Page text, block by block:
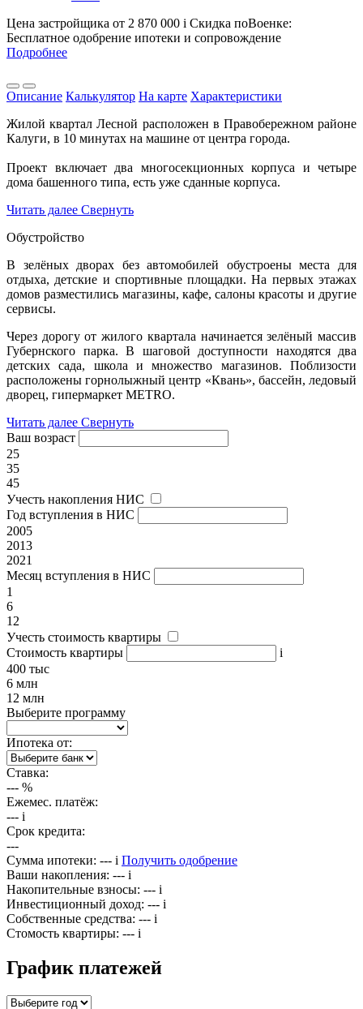
Цена застройщика от 2 870 000 i Скидка поВоенке:
Бесплатное одобрение ипотеки и сопровождение
Подробнее
Описание Калькулятор На карте Характеристики
Жилой квартал Лесной расположен в Правобережном районе
Калуги, в 10 минутах на машине от центра города.
Проект включает два многосекционных корпуса и четыре
дома башенного типа, есть уже сданные корпуса.
Читать далее Свернуть
Обустройство
В зелёных дворах без автомобилей обустроены места для
отдыха, детские и спортивные площадки. На первых этажах
домов разместились магазины, кафе, салоны красоты и другие
сервисы.
Через дорогу от жилого квартала начинается зелёный массив
Губернского парка. В шаговой доступности находятся два
детских сада, школа и множество магазинов. Поблизости
расположены горнолыжный центр «Квань», бассейн, ледовый
дворец, гипермаркет METRO.
Читать далее Свернуть
Ваш возраст
25
35
45
Учесть накопления НИС
Год вступления в НИС
2005
2013
2021
Месяц вступления в НИС
1
6
12
Учесть стоимость квартиры
Стоимость квартиры
i
400 тыс
6 млн
12 млн
Выберите программу
Ипотека от:
Ставка:
--- %
Ежемес. платёж:
--- i
Срок кредита:
---
Сумма ипотеки: --- i Получить одобрение
Ваши накопления: --- i
Накопительные взносы: --- i
Инвестиционный доход: --- i
Собственные средства: --- i
Стомость квартиры: --- i
График платежей